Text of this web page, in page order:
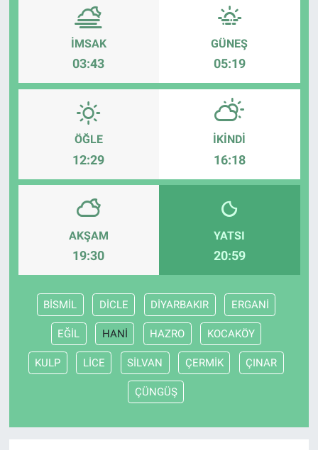
İMSAK
03:43
GÜNEŞ
05:19
ÖĞLE
12:29
İKINDI
16:18
AKŞAM
19:30
YATSI
20:59
BİSMİL DİCLE DİYARBAKIR ERGANİ
EĞİL HANİ HAZRO KOCAKÖY
KULP LİCE SİLVAN ÇERMİK ÇINAR
ÇÜNGÜŞ